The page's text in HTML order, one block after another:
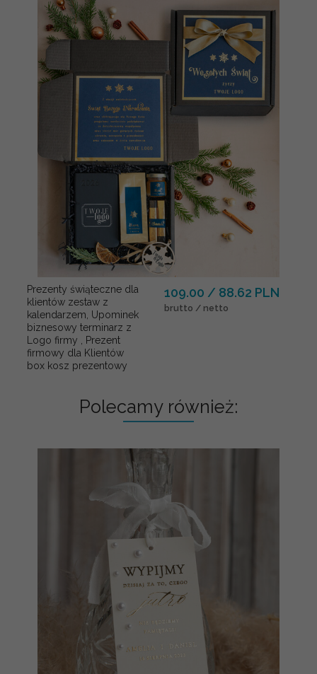
Prezenty świąteczne dla
klientów zestaw z
kalendarzem, Upominek
biznesowy terminarz z
Logo firmy , Prezent
firmowy dla Klientów
box kosz prezentowy
109.00 / 88.62 PLN
brutto / netto
Polecamy również: